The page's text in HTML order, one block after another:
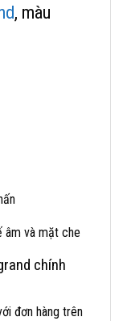
, màu
âm và mặt che
chính
đơn hàng trên